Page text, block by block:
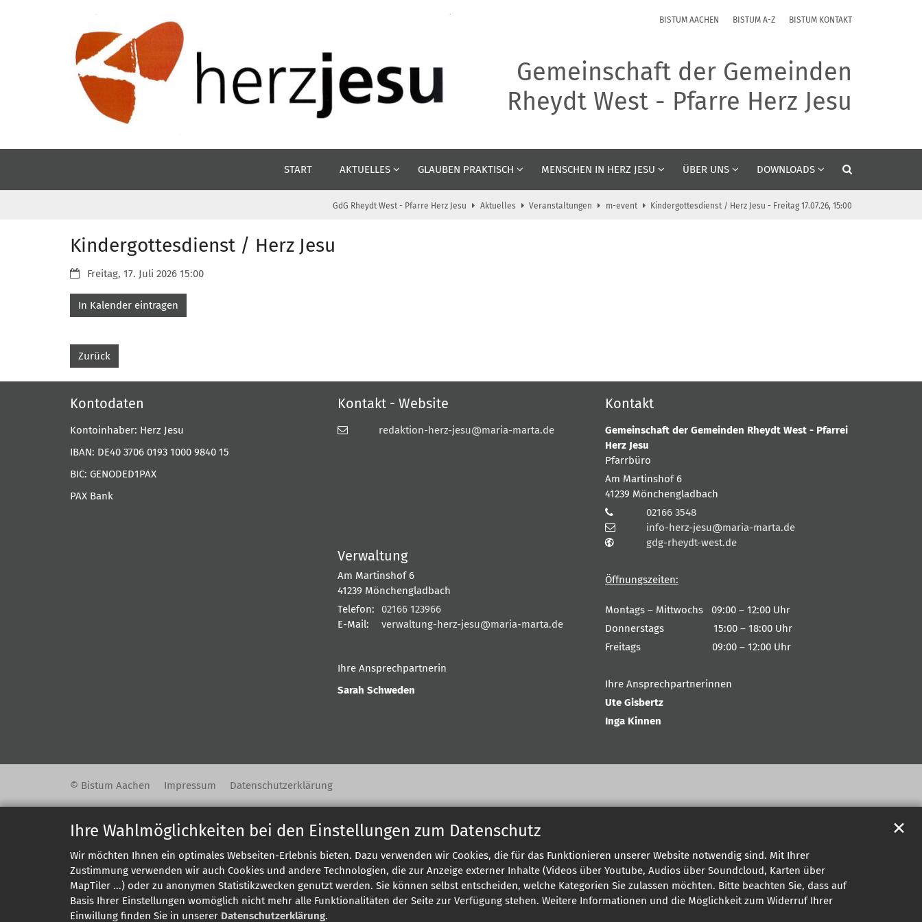
Ihre Wahlmöglichkeiten bei den Einstellungen zum Datenschutz
Wir möchten Ihnen ein optimales Webseiten-Erlebnis bieten. Dazu verwenden wir Cookies, die für das Funktionieren unserer Website notwendig sind. Mit Ihrer
Zustimmung verwenden wir auch Cookies und andere Technologien, die zur Anzeige externer Inhalte (Videos über Youtube, Audios über Soundcloud, Karten über
MapTiler ...) oder zu anonymen Statistikzwecken genutzt werden. Sie können selbst entscheiden, welche Kategorien Sie zulassen möchten. Bitte beachten Sie, dass auf
Basis Ihrer Einstellungen womöglich nicht mehr alle Funktionalitäten der Seite zur Verfügung stehen. Weitere Informationen und die Möglichkeit zum Widerruf Ihrer
Einwillung finden Sie in unserer Datenschutzerklärung.
✕
BISTUM AACHEN BISTUM A-Z BISTUM KONTAKT
Gemeinschaft der Gemeinden
Rheydt West - Pfarre Herz Jesu
START AKTUELLES GLAUBEN PRAKTISCH MENSCHEN IN HERZ JESU ÜBER UNS DOWNLOADS
GdG Rheydt West - Pfarre Herz Jesu Aktuelles Veranstaltungen m-event Kindergottesdienst / Herz Jesu - Freitag 17.07.26, 15:00
Kindergottesdienst / Herz Jesu
Datum:Freitag, 17. Juli 2026 15:00
In Kalender eintragen
Zurück
Kontodaten
Kontoinhaber: Herz Jesu
IBAN: DE40 3706 0193 1000 9840 15
BIC: GENODED1PAX
PAX Bank
Kontakt - Website
redaktion-herz-jesu@maria-marta.de
Verwaltung
Am Martinshof 6
41239 Mönchengladbach
Telefon:
02166 123966
E-Mail:
verwaltung-herz-jesu@maria-marta.de
Ihre Ansprechpartnerin
Sarah Schweden
Kontakt
Gemeinschaft der Gemeinden Rheydt West - Pfarrei
Herz Jesu
Pfarrbüro
Am Martinshof 6
41239 Mönchengladbach
02166 3548
info-herz-jesu@maria-marta.de
gdg-rheydt-west.de
Öffnungszeiten:
Montags – Mittwochs 09:00 – 12:00 Uhr
Donnerstags 15:00 – 18:00 Uhr
Freitags 09:00 – 12:00 Uhr
Ihre Ansprechpartnerinnen
Ute Gisbertz
Inga Kinnen
© Bistum Aachen Impressum Datenschutzerklärung